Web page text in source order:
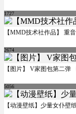
1727
【MMD技术社作品】 重
2674
【图片】 V家图包第二弹
5056
【动漫壁纸】少量女仆壁